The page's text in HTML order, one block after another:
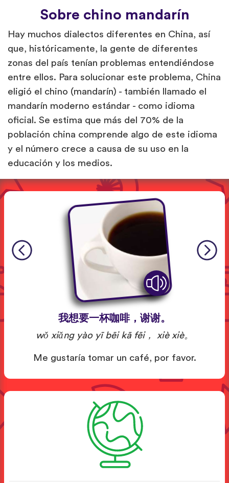
Sobre chino mandarín
Hay muchos dialectos diferentes en China, así
que, históricamente, la gente de diferentes
zonas del país tenían problemas entendiéndose
entre ellos. Para solucionar este problema, China
eligió el chino (mandarín) - también llamado el
mandarín moderno estándar - como idioma
oficial. Se estima que más del 70% de la
población china comprende algo de este idioma
y el número crece a causa de su uso en la
educación y los medios.
我想要一杯咖啡，谢谢。
wǒ xiǎng yào yī bēi kā fēi， xiè xiè。
Me gustaría tomar un café, por favor.